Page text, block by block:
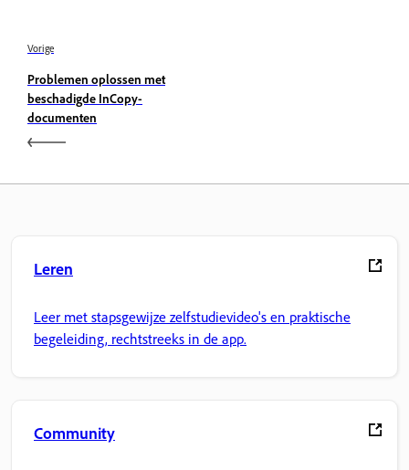
Vorige
Problemen oplossen met
beschadigde InCopy-
documenten
Leren
Leer met stapsgewijze zelfstudievideo's en praktische
begeleiding, rechtstreeks in de app.
Community